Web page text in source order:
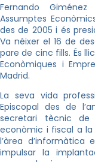
Fernando
Assumptes
des de 2005 i és
Va néixer el 16 de
pare de cinc fills. És
Econòmiques i
Madrid.
La seva vida
Episcopal des de
secretari tècnic de
econòmic i fiscal a la
l’àrea d’informàtica
impulsar la